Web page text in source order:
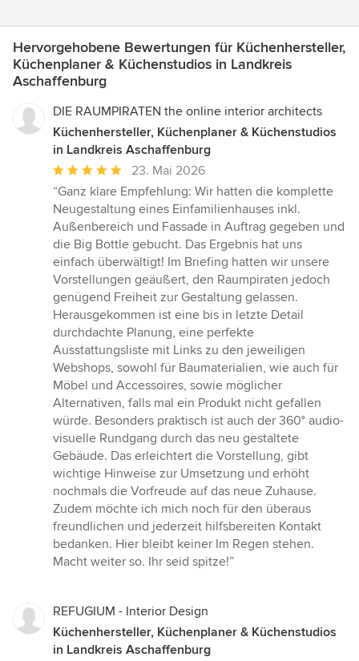
Hervorgehobene Bewertungen für Küchenhersteller,
Küchenplaner & Küchenstudios in Landkreis
Aschaffenburg
DIE RAUMPIRATEN the online interior architects
Küchenhersteller, Küchenplaner & Küchenstudios
in Landkreis Aschaffenburg
Durchschnittliche
Bewertung:
5
von
5
Sternen
23. Mai 2026
“Ganz klare Empfehlung: Wir hatten die komplette
Neugestaltung eines Einfamilienhauses inkl.
Außenbereich und Fassade in Auftrag gegeben und
die Big Bottle gebucht. Das Ergebnis hat uns
einfach überwältigt! Im Briefing hatten wir unsere
Vorstellungen geäußert, den Raumpiraten jedoch
genügend Freiheit zur Gestaltung gelassen.
Herausgekommen ist eine bis in letzte Detail
durchdachte Planung, eine perfekte
Ausstattungsliste mit Links zu den jeweiligen
Webshops, sowohl für Baumaterialien, wie auch für
Möbel und Accessoires, sowie möglicher
Alternativen, falls mal ein Produkt nicht gefallen
würde. Besonders praktisch ist auch der 360° audio-
visuelle Rundgang durch das neu gestaltete
Gebäude. Das erleichtert die Vorstellung, gibt
wichtige Hinweise zur Umsetzung und erhöht
nochmals die Vorfreude auf das neue Zuhause.
Zudem möchte ich mich noch für den überaus
freundlichen und jederzeit hilfsbereiten Kontakt
bedanken. Hier bleibt keiner Im Regen stehen.
Macht weiter so. Ihr seid spitze!”
REFUGIUM - Interior Design
Küchenhersteller, Küchenplaner & Küchenstudios
in Landkreis Aschaffenburg